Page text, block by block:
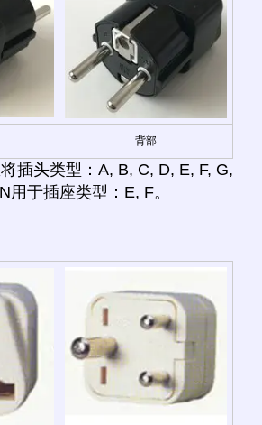
背部
插头类型：A, B, C, D, E, F, G,
用于插座类型：E, F。